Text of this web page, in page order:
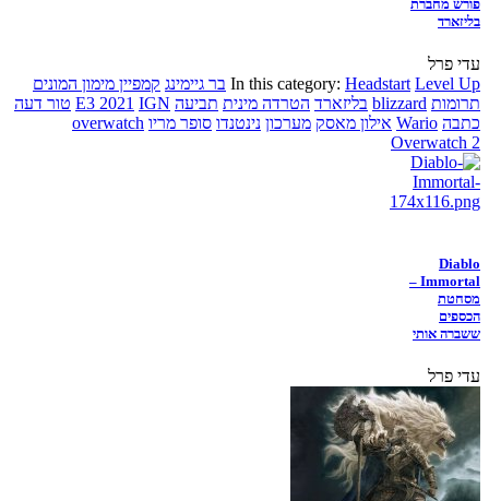
פורש מחברת
בליזארד
עדי פרל
In this category: Headstart Level Up בר גיימינג קמפיין מימון המונים
תרומות blizzard בליזארד הטרדה מינית תביעה E3 2021 IGN
טור דעה
כתבה Wario אילון מאסק מערכון נינטנדו סופר מריו overwatch
Overwatch 2
Diablo
Immortal –
מסחטת
הכספים
ששברה אותי
עדי פרל